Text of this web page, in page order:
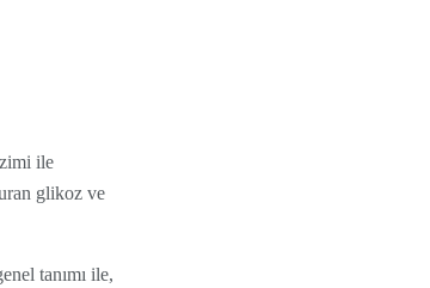
ile
glikoz ve
tanımı ile,